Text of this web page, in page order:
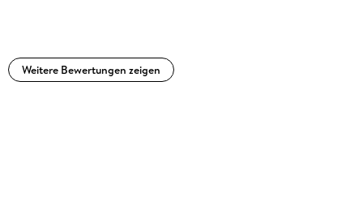
Weitere Bewertungen zeigen